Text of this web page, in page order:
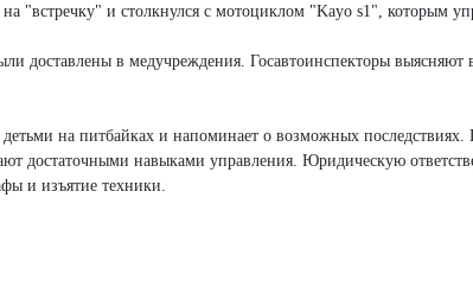
"встречку" и столкнулся с мотоциклом "Kayo s1", которым
доставлены в медучреждения. Госавтоинспекторы выясняют
на питбайках и напоминает о возможных последствиях.
достаточными навыками управления. Юридическую
и изъятие техники.